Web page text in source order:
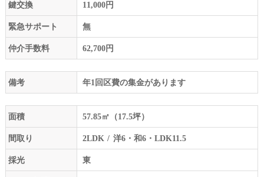
鍵交換 11,000円
緊急サポート 無
仲介手数料 62,700円
備考 年1回区費の集金があります
面積 57.85㎡（17.5坪）
間取り 2LDK 洋6・和6・LDK11.5
採光 東